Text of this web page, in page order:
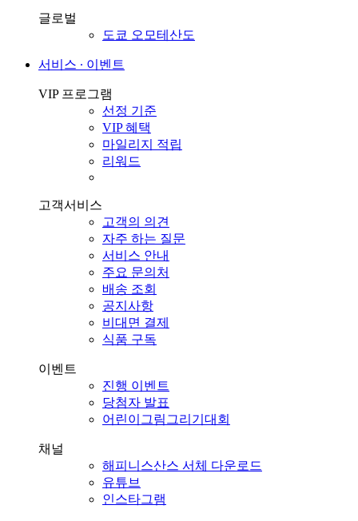
글로벌
도쿄 오모테산도
서비스 ∙ 이벤트
VIP 프로그램
선정 기준
VIP 혜택
마일리지 적립
리워드
고객서비스
고객의 의견
자주 하는 질문
서비스 안내
주요 문의처
배송 조회
공지사항
비대면 결제
식품 구독
이벤트
진행 이벤트
당첨자 발표
어린이그림그리기대회
채널
해피니스산스 서체 다운로드
유튜브
인스타그램